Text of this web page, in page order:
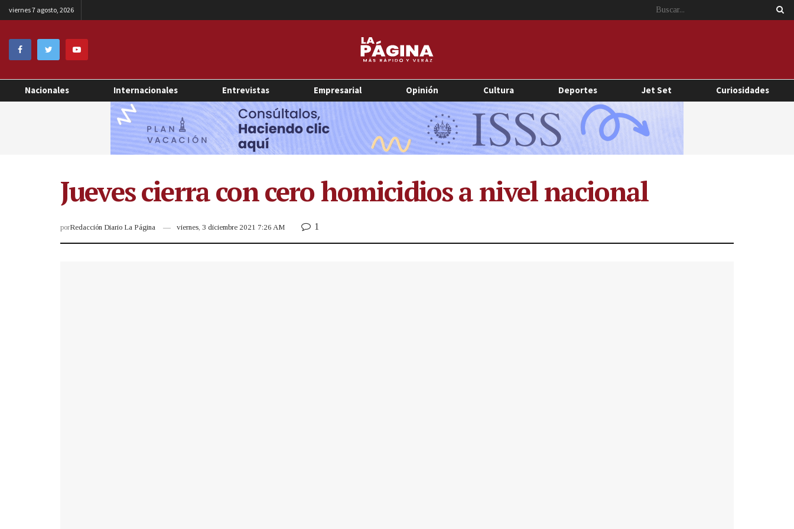
viernes 7 agosto, 2026
Nacionales Internacionales Entrevistas Empresarial Opinión Cultura Deportes Jet Set Curiosidades
Jueves cierra con cero homicidios a nivel nacional
porRedacción Diario La Página viernes, 3 diciembre 2021 7:26 AM 1